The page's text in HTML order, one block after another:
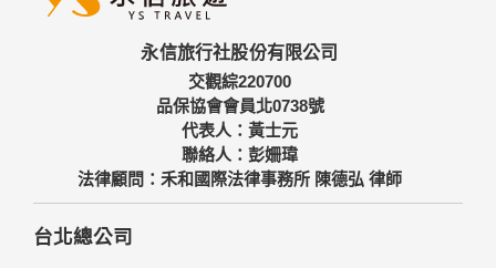
三、資料之保護
備及必要的安全防護措施，加以保護網站及您的個人資料採用
嚴格的保護措施，只由經過授權的人員才能接觸您的個人資
料，相關處理人員皆簽有保密合約，如有違反保密義務者，將
會受到相關的法律處分。
如因業務需要有必要委託其他單位提供服務時，本網站亦會嚴
格要求其遵守保密義務，並且採取必要檢查程序以確定其將確
實遵守。
四、網站對外的相關連結
永信旅行社股份有限公司
交觀綜220700
品保協會會員北0738號
代表人：黃士元
聯絡人：彭姍瑋
法律顧問：禾和國際法律事務所 陳德弘 律師
台北總公司